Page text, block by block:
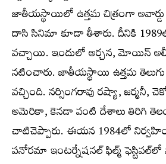
జాతీయస్థాయిలో ఉత్తమ చిత్రంగా అవార్డు
దాసి సినిమా కూడా తీశారు. దీనికి
వచ్చాయి. ఇందులో అర్చన, మోయిన్
నటించారు. జాతీయస్థాయి ఉత్తమ తెలుగు
వచ్చింది. నర్సింగరావు రష్యా, జర్మనీ,
అమెరికా, కెనడా వంటి దేశాలు తిరిగి
చాటిచెప్పారు. ఈయన 1984లో
పనోరమా ఇంటర్నేషనల్ ఫిల్మ్ ఫెస్టివల్‌లో